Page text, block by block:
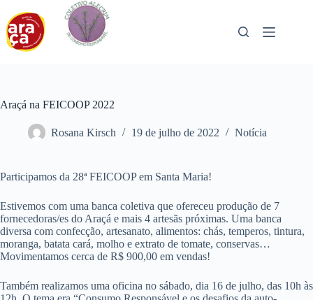
para
conteúdo
Araçá na FEICOOP 2022
Rosana Kirsch 19 de julho de 2022 Notícia
Participamos da 28ª FEICOOP em Santa Maria!
Estivemos com uma banca coletiva que ofereceu produção de 7
fornecedoras/es do Araçá e mais 4 artesãs próximas. Uma banca
diversa com confecção, artesanato, alimentos: chás, temperos, tintura,
moranga, batata cará, molho e extrato de tomate, conservas…
Movimentamos cerca de R$ 900,00 em vendas!
Também realizamos uma oficina no sábado, dia 16 de julho, das 10h às